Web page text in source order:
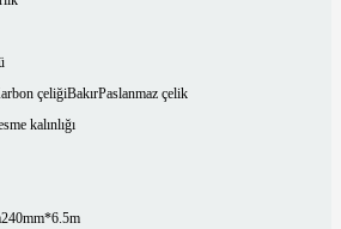
çeliğiBakırPaslanmaz çelik
kalınlığı
240mm*6.5m